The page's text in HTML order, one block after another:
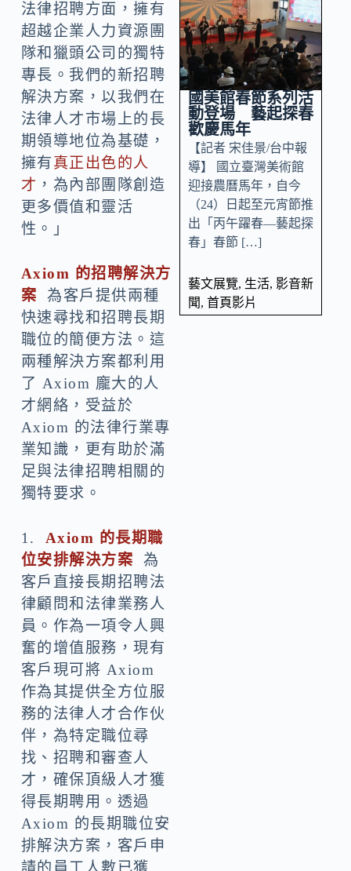
法律招聘方面，擁有
超越企業人力資源團
隊和獵頭公司的獨特
專長。我們的新招聘
解決方案，以我們在
法律人才市場上的長
期領導地位為基礎，
擁有真正出色的人
才 ，為內部團隊創造
更多價值和靈活
性。」
Axiom 的招聘解決方
案 為客戶提供兩種
快速尋找和招聘長期
職位的簡便方法。這
兩種解決方案都利用
了 Axiom 龐大的人
才網絡，受益於
Axiom 的法律行業專
業知識，更有助於滿
足與法律招聘相關的
獨特要求。
1. Axiom 的長期職
位安排解決方案 為
客戶直接長期招聘法
律顧問和法律業務人
員。作為一項令人興
奮的增值服務，現有
客戶現可將 Axiom
作為其提供全方位服
務的法律人才合作伙
伴，為特定職位尋
找、招聘和審查人
才，確保頂級人才獲
得長期聘用。透過
Axiom 的長期職位安
排解決方案，客戶申
請的員工人數已獲
國美館春節系列活
動登場 藝起探春
歡慶馬年
【記者 宋佳景/台中報
導】 國立臺灣美術館
迎接農曆馬年，自今
（24）日起至元宵節推
出「丙午躍春—藝起探
春」春節 […]
藝文展覽, 生活, 影音新
聞, 首頁影片